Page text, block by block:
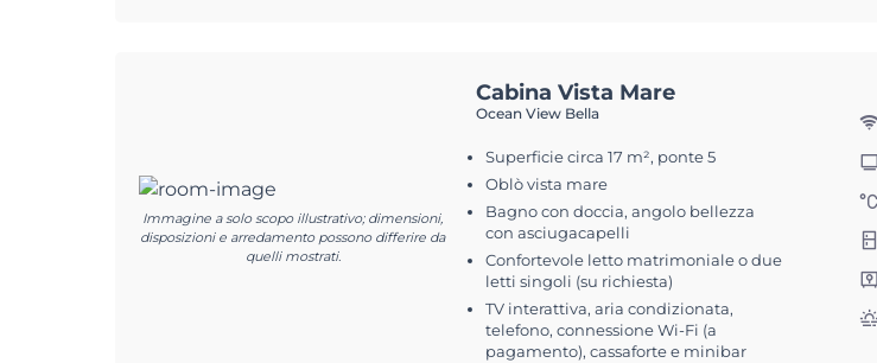
Immagine a solo scopo illustrativo; dimensioni,
disposizioni e arredamento possono differire da
quelli mostrati.
Cabina Vista Mare
Ocean View Bella
Superficie circa 17 m², ponte 5
Oblò vista mare
Bagno con doccia, angolo bellezza
con asciugacapelli
Confortevole letto matrimoniale o due
letti singoli (su richiesta)
TV interattiva, aria condizionata,
telefono, connessione Wi-Fi (a
pagamento), cassaforte e minibar